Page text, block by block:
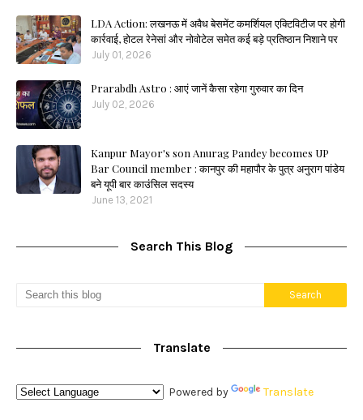
LDA Action: लखनऊ में अवैध बेसमेंट कमर्शियल एक्टिविटीज पर होगी
कार्रवाई, होटल रेनेसां और नोवोटेल समेत कई बड़े प्रतिष्ठान निशाने पर
July 01, 2026
Prarabdh Astro : आएं जानें कैसा रहेगा गुरुवार का दिन
July 02, 2026
Kanpur Mayor's son Anurag Pandey becomes UP
Bar Council member : कानपुर की महापौर के पुत्र अनुराग पांडेय
बने यूपी बार काउंसिल सदस्य
June 13, 2021
Search This Blog
Translate
Powered by Translate